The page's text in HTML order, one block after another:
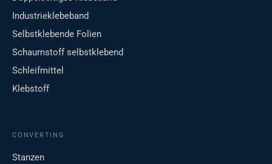
Industrieklebeband
Selbstklebende Folien
Schaumstoff selbstklebend
Schleifmittel
Klebstoff
CONVERTING
Stanzen